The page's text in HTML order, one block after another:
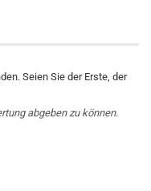
Seien Sie der Erste, der
abgeben zu können.